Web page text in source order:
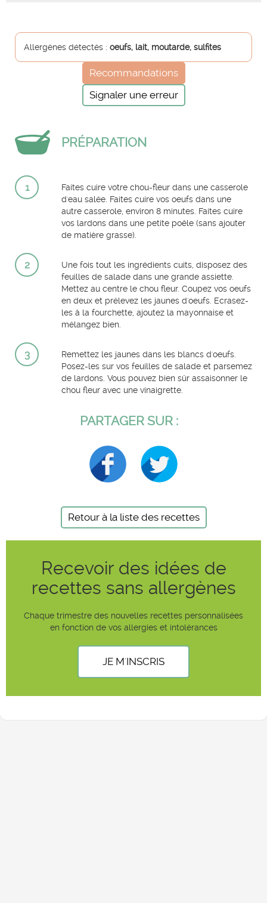
Allergènes détectés : oeufs, lait, moutarde, sulfites
Recommandations
Signaler une erreur
PRÉPARATION
1
Faites cuire votre chou-fleur dans une casserole
d'eau salée. Faites cuire vos oeufs dans une
autre casserole, environ 8 minutes. Faites cuire
vos lardons dans une petite poêle (sans ajouter
de matière grasse).
2
Une fois tout les ingrédients cuits, disposez des
feuilles de salade dans une grande assiette.
Mettez au centre le chou fleur. Coupez vos oeufs
en deux et prélevez les jaunes d'oeufs. Ecrasez-
les à la fourchette, ajoutez la mayonnaise et
mélangez bien.
3
Remettez les jaunes dans les blancs d'oeufs.
Posez-les sur vos feuilles de salade et parsemez
de lardons. Vous pouvez bien sûr assaisonner le
chou fleur avec une vinaigrette.
PARTAGER SUR :
Retour à la liste des recettes
Recevoir des idées de
recettes sans allergènes
Chaque trimestre des nouvelles recettes personnalisées
en fonction de vos allergies et intolérances
JE M'INSCRIS